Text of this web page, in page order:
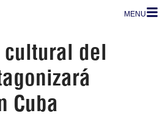
MENU
del
Cuba